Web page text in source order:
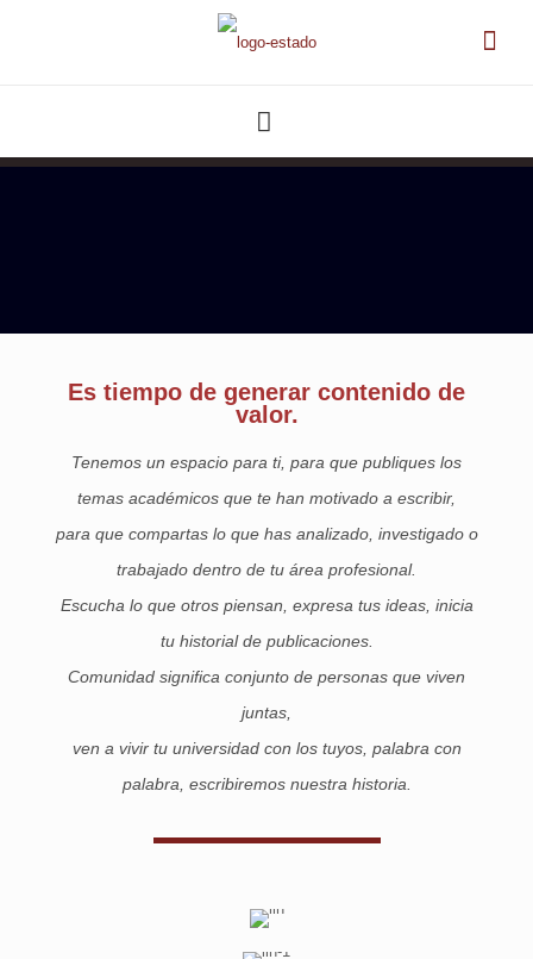
Es tiempo de generar contenido de
valor.
Tenemos un espacio para ti, para que publiques los
temas académicos que te han motivado a escribir,
para que compartas lo que has analizado, investigado o
trabajado dentro de tu área profesional.
Escucha lo que otros piensan, expresa tus ideas, inicia
tu historial de publicaciones.
Comunidad significa conjunto de personas que viven
juntas,
ven a vivir tu universidad con los tuyos, palabra con
palabra, escribiremos nuestra historia.